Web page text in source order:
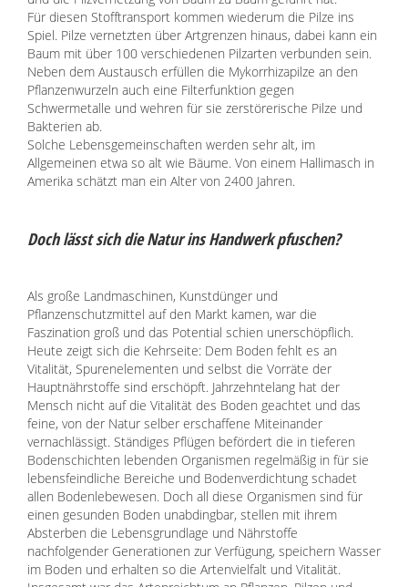
Für diesen Stofftransport kommen wiederum die Pilze ins
Spiel. Pilze vernetzten über Artgrenzen hinaus, dabei kann ein
Baum mit über 100 verschiedenen Pilzarten verbunden sein.
Neben dem Austausch erfüllen die Mykorrhizapilze an den
Pflanzenwurzeln auch eine Filterfunktion gegen
Schwermetalle und wehren für sie zerstörerische Pilze und
Bakterien ab.
Solche Lebensgemeinschaften werden sehr alt, im
Allgemeinen etwa so alt wie Bäume. Von einem Hallimasch in
Amerika schätzt man ein Alter von 2400 Jahren.
Doch lässt sich die Natur ins Handwerk pfuschen?
Als große Landmaschinen, Kunstdünger und
Pflanzenschutzmittel auf den Markt kamen, war die
Faszination groß und das Potential schien unerschöpflich.
Heute zeigt sich die Kehrseite: Dem Boden fehlt es an
Vitalität, Spurenelementen und selbst die Vorräte der
Hauptnährstoffe sind erschöpft. Jahrzehntelang hat der
Mensch nicht auf die Vitalität des Boden geachtet und das
feine, von der Natur selber erschaffene Miteinander
vernachlässigt. Ständiges Pflügen befördert die in tieferen
Bodenschichten lebenden Organismen regelmäßig in für sie
lebensfeindliche Bereiche und Bodenverdichtung schadet
allen Bodenlebewesen. Doch all diese Organismen sind für
einen gesunden Boden unabdingbar, stellen mit ihrem
Absterben die Lebensgrundlage und Nährstoffe
nachfolgender Generationen zur Verfügung, speichern Wasser
im Boden und erhalten so die Artenvielfalt und Vitalität.